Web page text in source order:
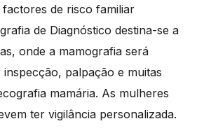
factores de risco familiar
de Diagnóstico destina-se a
onde a mamografia será
palpação e muitas
mamária. As mulheres
ter vigilância personalizada.